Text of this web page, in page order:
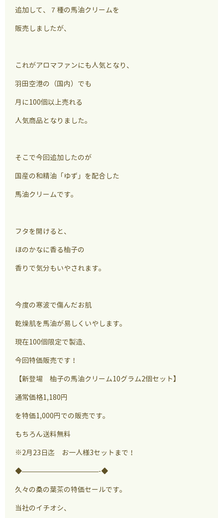
追加して、７種の馬油クリームを
販売しましたが、
これがアロマファンにも人気となり、
羽田空港の（国内）でも
月に100個以上売れる
人気商品となりました。
そこで今回追加したのが
国産の和精油「ゆず」を配合した
馬油クリームです。
フタを開けると、
ほのかなに香る柚子の
香りで気分もいやされます。
今度の寒波で傷んだお肌
乾燥肌を馬油が易しくいやします。
現在100個限定で製造、
今回特価販売です！
【新登場 柚子の馬油クリーム10グラム2個セット】
通常価格1,180円
を特価1,000円での販売です。
もちろん送料無料
※2月23日迄 お一人様3セットまで！
◆———————————-◆
久々の桑の葉茶の特価セールです。
当社のイチオシ、